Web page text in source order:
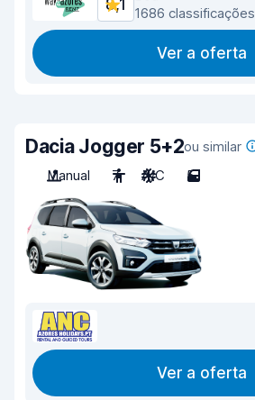
8,1
1686 classificações
Ver a oferta
Dacia Jogger 5+2ou similar
Manual
7 A/C 5
Ver a oferta